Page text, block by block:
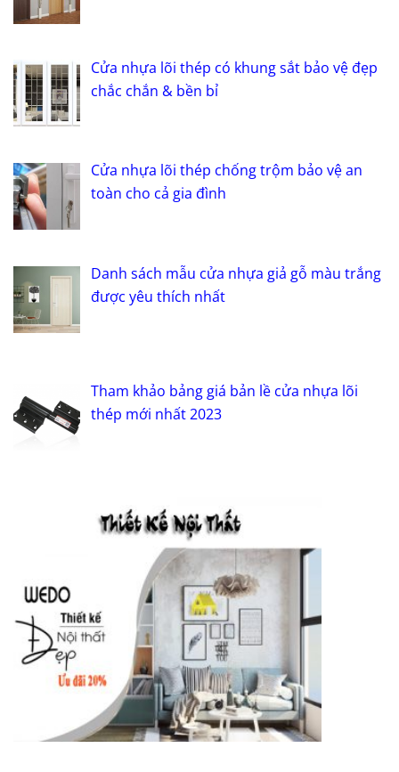
Cửa nhựa lõi thép có khung sắt bảo vệ đẹp
chắc chắn & bền bỉ
Cửa nhựa lõi thép chống trộm bảo vệ an
toàn cho cả gia đình
Danh sách mẫu cửa nhựa giả gỗ màu trắng
được yêu thích nhất
Tham khảo bảng giá bản lề cửa nhựa lõi
thép mới nhất 2023